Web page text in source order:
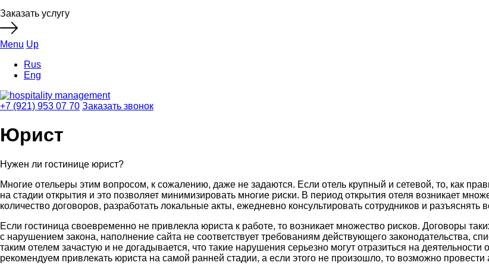
Заказать услугу
Menu Up
Rus
Eng
+7 (921) 953 07 70 Заказать звонок
Юрист
Нужен ли гостинице юрист?
Многие отельеры этим вопросом, к сожалению, даже не задаются. Если отель крупный и сетевой, то, как
на стадии открытия и это позволяет минимизировать многие риски. В период открытия отеля возникает
количество договоров, разработать локальные акты, ежедневно консультировать сотрудников и разъяснять
Если гостиница своевременно не привлекла юриста к работе, то возникает множество рисков. Договоры
с нарушением закона, наполнение сайта не соответствует требованиям действующего законодательства,
таким отелем зачастую и не догадывается, что такие нарушения серьезно могут отразиться на
рекомендуем привлекать юриста на самой ранней стадии, а если этого не произошло, то возможно провести